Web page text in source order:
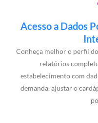
Acesso a Dados
Conheça melhor o perfil
relatórios
estabelecimento com
demanda, ajustar o